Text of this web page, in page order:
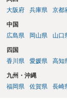
大阪府
兵庫県 京都
中国
広島県
岡山県 山口
四国
香川県
愛媛県 高知
九州・沖縄
福岡県
佐賀県 長崎